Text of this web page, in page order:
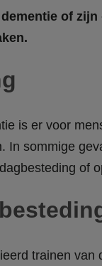
of
is er voor
In sommige
of
trainen